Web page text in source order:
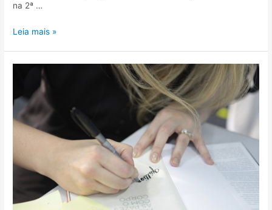
na 2ª …
Leia mais »